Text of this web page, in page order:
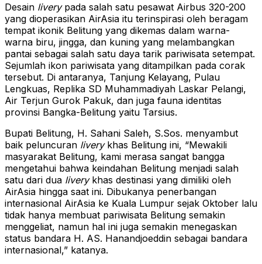
Desain liverypada salah satu pesawat Airbus 320-200
yang dioperasikan AirAsia itu terinspirasi oleh beragam
tempat ikonik Belitung yang dikemas dalam warna-
warna biru, jingga, dan kuning yang melambangkan
pantai sebagai salah satu daya tarik pariwisata setempat.
Sejumlah ikon pariwisata yang ditampilkan pada corak
tersebut. Di antaranya, Tanjung Kelayang, Pulau
Lengkuas, Replika SD Muhammadiyah Laskar Pelangi,
Air Terjun Gurok Pakuk, dan juga fauna identitas
provinsi Bangka-Belitung yaitu Tarsius.
Bupati Belitung, H. Sahani Saleh, S.Sos. menyambut
baik peluncuran liverykhas Belitung ini, “Mewakili
masyarakat Belitung, kami merasa sangat bangga
mengetahui bahwa keindahan Belitung menjadi salah
satu dari dua liverykhas destinasi yang dimiliki oleh
AirAsia hingga saat ini. Dibukanya penerbangan
internasional AirAsia ke Kuala Lumpur sejak Oktober lalu
tidak hanya membuat pariwisata Belitung semakin
menggeliat, namun hal ini juga semakin menegaskan
status bandara H. AS. Hanandjoeddin sebagai bandara
internasional,” katanya.